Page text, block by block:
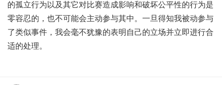
的孤立行为以及其它对比赛造成影响和破坏公平性的行为是
零容忍的，也不可能会主动参与其中。一旦得知我被动参与
了类似事件，我会毫不犹豫的表明自己的立场并立即进行合
适的处理。